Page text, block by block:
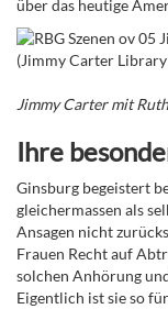
über das heutige
Jimmy Carter mit
Ihre
Ginsburg begeistert
gleichermassen als
Ansagen nicht
Frauen Recht auf
solchen Anhörung
Eigentlich ist sie so